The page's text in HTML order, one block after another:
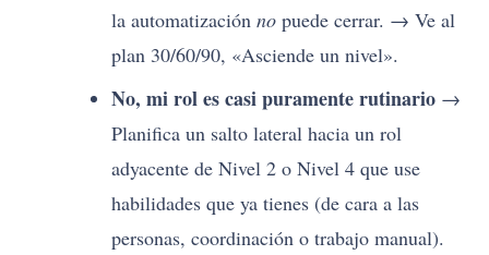
la automatizaciónno puede cerrar. → Ve al
plan 30/60/90, «Asciende un nivel».
No, mi rol es casi puramente rutinario →
Planifica un salto lateral hacia un rol
adyacente de Nivel 2 o Nivel 4 que use
habilidades que ya tienes (de cara a las
personas, coordinación o trabajo manual).